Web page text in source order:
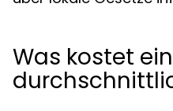
Was kostet